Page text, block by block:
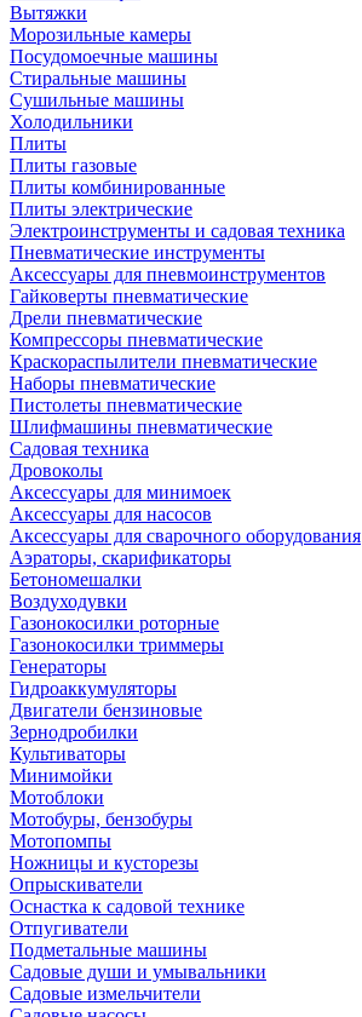
Вытяжки
Морозильные камеры
Посудомоечные машины
Стиральные машины
Сушильные машины
Холодильники
Плиты
Плиты газовые
Плиты комбинированные
Плиты электрические
Электроинструменты и садовая техника
Пневматические инструменты
Аксессуары для пневмоинструментов
Гайковерты пневматические
Дрели пневматические
Компрессоры пневматические
Краскораспылители пневматические
Наборы пневматические
Пистолеты пневматические
Шлифмашины пневматические
Садовая техника
Дровоколы
Аксессуары для минимоек
Аксессуары для насосов
Аксессуары для сварочного оборудования
Аэраторы, скарификаторы
Бетономешалки
Воздуходувки
Газонокосилки роторные
Газонокосилки триммеры
Генераторы
Гидроаккумуляторы
Двигатели бензиновые
Зернодробилки
Культиваторы
Минимойки
Мотоблоки
Мотобуры, бензобуры
Мотопомпы
Ножницы и кусторезы
Опрыскиватели
Оснастка к садовой технике
Отпугиватели
Подметальные машины
Садовые души и умывальники
Садовые измельчители